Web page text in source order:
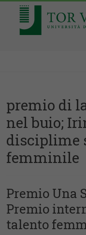
premio di
nel buio;
disciplime
femminile
Premio Una
Premio
talento